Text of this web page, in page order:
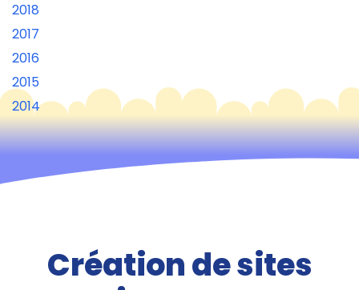
2018
2017
2016
2015
2014
Création de sites